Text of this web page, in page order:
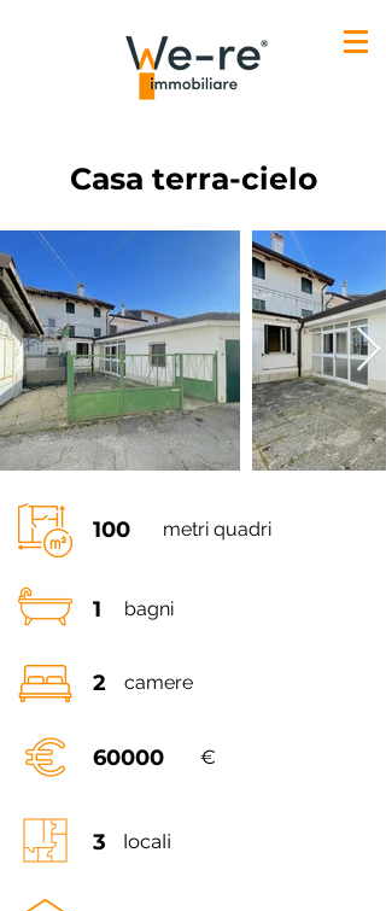
Casa terra-cielo
100 metri quadri
1 bagni
2 camere
60000 €
3 locali